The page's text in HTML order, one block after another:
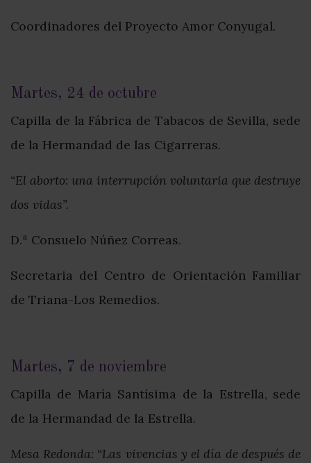
Coordinadores del Proyecto Amor Conyugal.
Martes, 24 de octubre
Capilla de la Fábrica de Tabacos de Sevilla, sede
de la Hermandad de las Cigarreras.
“El aborto: una interrupción voluntaria que destruye
dos vidas”.
D.ª Consuelo Núñez Correas.
Secretaria del Centro de Orientación Familiar
de Triana-Los Remedios.
Martes, 7 de noviembre
Capilla de María Santísima de la Estrella, sede
de la Hermandad de la Estrella.
Mesa Redonda: “Las vivencias y el día de después de